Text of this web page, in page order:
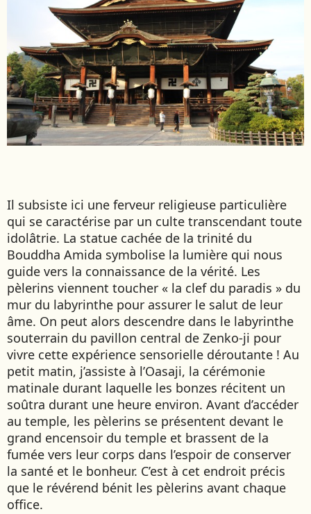
Il subsiste ici une ferveur religieuse particulière
qui se caractérise par un culte transcendant toute
idolâtrie. La statue cachée de la trinité du
Bouddha Amida symbolise la lumière qui nous
guide vers la connaissance de la vérité. Les
pèlerins viennent toucher « la clef du paradis » du
mur du labyrinthe pour assurer le salut de leur
âme. On peut alors descendre dans le labyrinthe
souterrain du pavillon central de Zenko-ji pour
vivre cette expérience sensorielle déroutante ! Au
petit matin, j’assiste à l’Oasaji, la cérémonie
matinale durant laquelle les bonzes récitent un
soûtra durant une heure environ. Avant d’accéder
au temple, les pèlerins se présentent devant le
grand encensoir du temple et brassent de la
fumée vers leur corps dans l’espoir de conserver
la santé et le bonheur. C’est à cet endroit précis
que le révérend bénit les pèlerins avant chaque
office.